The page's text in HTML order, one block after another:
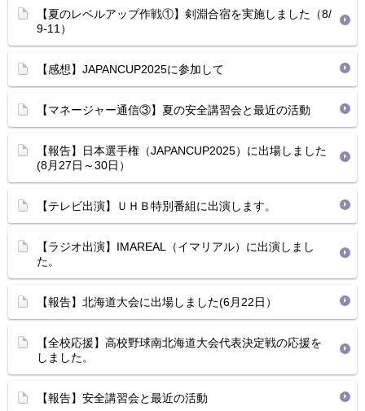
【夏のレベルアップ作戦①】剣淵合宿を実施しました（8/
9-11）
【感想】JAPANCUP2025に参加して
【マネージャー通信③】夏の安全講習会と最近の活動
【報告】日本選手権（JAPANCUP2025）に出場しました
(8月27日～30日）
【テレビ出演】ＵＨＢ特別番組に出演します。
【ラジオ出演】IMAREAL（イマリアル）に出演しまし
た。
【報告】北海道大会に出場しました(6月22日）
【全校応援】高校野球南北海道大会代表決定戦の応援を
しました。
【報告】安全講習会と最近の活動